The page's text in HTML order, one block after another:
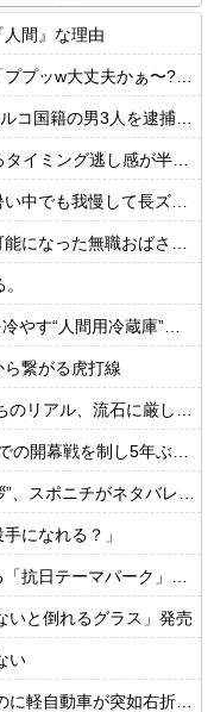
間』な理由
のせいで玉突き事故発生してますが」「え!?」
男3人を逮捕 #移民 #外国人
ミング逃し感が半端ない
る。半ズボンはモテ無い。厳しいって
職おばさんの悲惨な末路ww
』→工事現場やゴルフ場で導入続々と話題
繋がる虎打線
い…w↓結果、食生活が悲惨な事に
！新加入のペイショットが1G1Aの活躍
スポニチがネタバレ報道
になれる？」
パーク」を各地で大量建設
いと倒れるグラス」発売
い
→乗ってた三人組が車を捨て逃走ｗｗｗｗｗｗ